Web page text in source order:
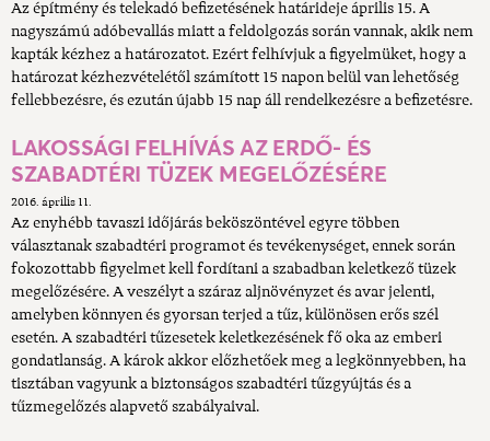
Az építmény és telekadó befizetésének határideje április 15. A
nagyszámú adóbevallás miatt a feldolgozás során vannak, akik nem
kapták kézhez a határozatot. Ezért felhívjuk a figyelmüket, hogy a
határozat kézhezvételétől számított 15 napon belül van lehetőség
fellebbezésre, és ezután újabb 15 nap áll rendelkezésre a befizetésre.
LAKOSSÁGI FELHÍVÁS AZ ERDŐ- ÉS
SZABADTÉRI TÜZEK MEGELŐZÉSÉRE
2016. április 11.
Az enyhébb tavaszi időjárás beköszöntével egyre többen
választanak szabadtéri programot és tevékenységet, ennek során
fokozottabb figyelmet kell fordítani a szabadban keletkező tüzek
megelőzésére. A veszélyt a száraz aljnövényzet és avar jelenti,
amelyben könnyen és gyorsan terjed a tűz, különösen erős szél
esetén. A szabadtéri tűzesetek keletkezésének fő oka az emberi
gondatlanság. A károk akkor előzhetőek meg a legkönnyebben, ha
tisztában vagyunk a biztonságos szabadtéri tűzgyújtás és a
tűzmegelőzés alapvető szabályaival.